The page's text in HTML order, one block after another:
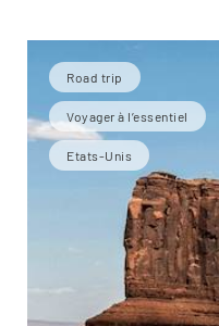
Road trip
Voyager à l’essentiel
Etats-Unis